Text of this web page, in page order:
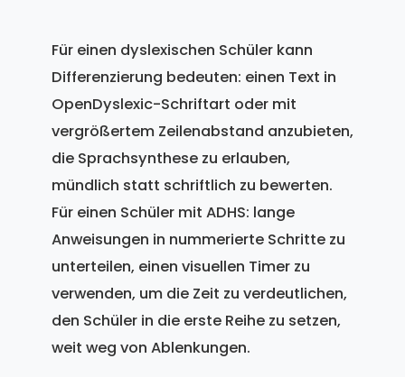
Für einen dyslexischen Schüler kann
Differenzierung bedeuten: einen Text in
OpenDyslexic-Schriftart oder mit
vergrößertem Zeilenabstand anzubieten,
die Sprachsynthese zu erlauben,
mündlich statt schriftlich zu bewerten.
Für einen Schüler mit ADHS: lange
Anweisungen in nummerierte Schritte zu
unterteilen, einen visuellen Timer zu
verwenden, um die Zeit zu verdeutlichen,
den Schüler in die erste Reihe zu setzen,
weit weg von Ablenkungen.